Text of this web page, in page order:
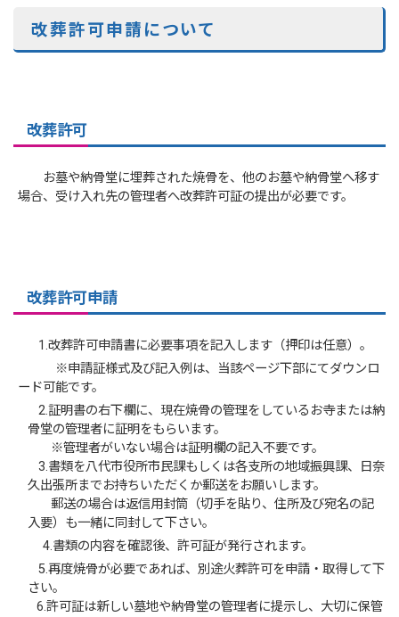
改葬許可申請について
改葬許可
お墓や納骨堂に埋葬された焼骨を、他のお墓や納骨堂へ移す
場合、受け入れ先の管理者へ改葬許可証の提出が必要です。
改葬許可申請
1.改葬許可申請書に必要事項を記入します（押印は任意）。
※申請証様式及び記入例は、当該ページ下部にてダウンロ
ード可能です。
2.証明書の右下欄に、現在焼骨の管理をしているお寺または納
骨堂の管理者に証明をもらいます。
※管理者がいない場合は証明欄の記入不要です。
3.書類を八代市役所市民課もしくは各支所の地域振興課、日奈
久出張所までお持ちいただくか郵送をお願いします。
郵送の場合は返信用封筒（切手を貼り、住所及び宛名の記
入要）も一緒に同封して下さい。
4.書類の内容を確認後、許可証が発行されます。
5.再度焼骨が必要であれば、別途火葬許可を申請・取得して下
さい。
6.許可証は新しい墓地や納骨堂の管理者に提示し、大切に保管